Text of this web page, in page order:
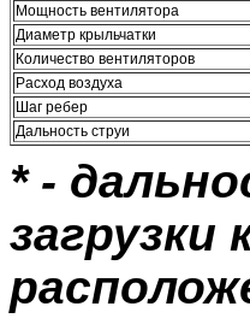
Мощность вентилятора
Диаметр крыльчатки
Количество вентиляторов
Расход воздуха
Шаг ребер
Дальность струи
* -